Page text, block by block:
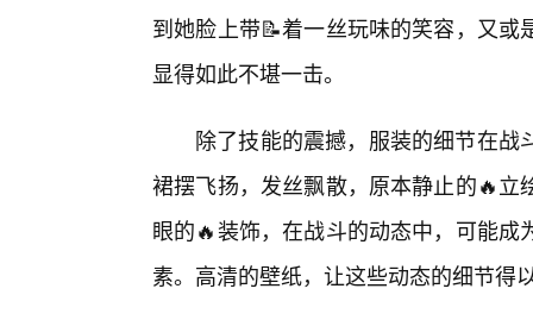
到她脸上带📝着一丝玩味的笑容，又
显得如此不堪一击。
除了技能的震撼，服装的细节在
裙摆飞扬，发丝飘散，原本静止的🔥
眼的🔥装饰，在战斗的动态中，可能
素。高清的壁纸，让这些动态的细节得